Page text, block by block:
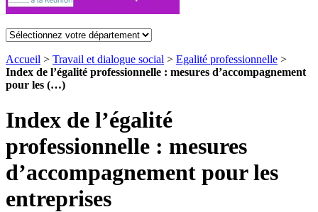
Accueil > Travail et dialogue social > Egalité professionnelle >
Index de l’égalité professionnelle : mesures d’accompagnement
pour les (…)
Index de l’égalité
professionnelle : mesures
d’accompagnement pour les
entreprises